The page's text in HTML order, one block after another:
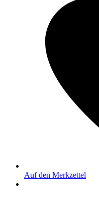
Auf den Merkzettel